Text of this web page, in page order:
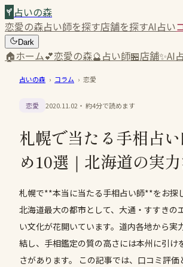
占いの森
恋愛の森占い師を探す店舗を探すAI占い
Dark
🏠ホーム💕恋愛の森🔮占い師🏪店舗✨AI
占いの森 › コラム › 恋愛
恋愛 2020.11.02 ・ 約4分で読めます
札幌で当たる手相占
め10選｜北海道の実
札幌で**本当に当たる手相占い師**をお探
北海道最大の都市として、大通・すすきの
い文化が花開いています。道内各地から実
結し、手相鑑定の質の高さには本州に引け
さがあります。 この記事では、口コミ評価